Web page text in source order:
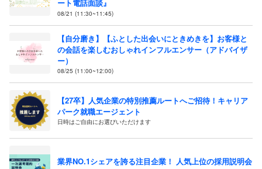
ート電話面談』
08/21 (11:30~11:45)
【自分磨き】【ふとした出会いにときめきを】お客様と
の会話を楽しむおしゃれインフルエンサー（アドバイザ
ー）
08/25 (11:00~12:00)
【27卒】人気企業の特別推薦ルートへご招待！キャリア
パーク就職エージェント
日時はご自由にお選びいただけます
業界NO.1シェアを誇る注目企業！ 人気上位の採用説明会